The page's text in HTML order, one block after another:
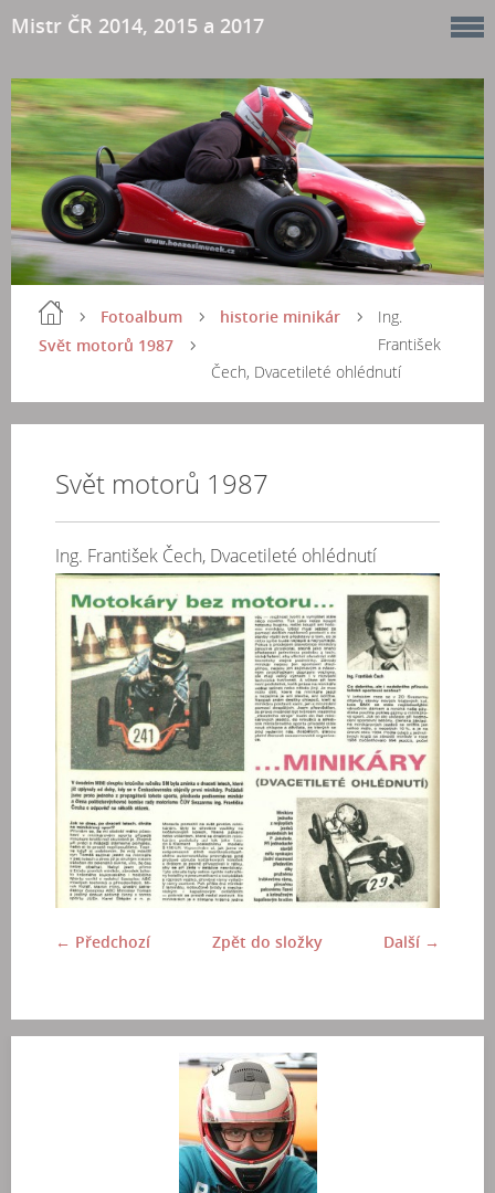
Mistr ČR 2014, 2015 a 2017
Fotoalbum
historie minikár
Svět motorů 1987
Ing.
František
Čech, Dvacetileté ohlédnutí
Svět motorů 1987
Ing. František Čech, Dvacetileté ohlédnutí
← Předchozí Další →
Zpět do složky